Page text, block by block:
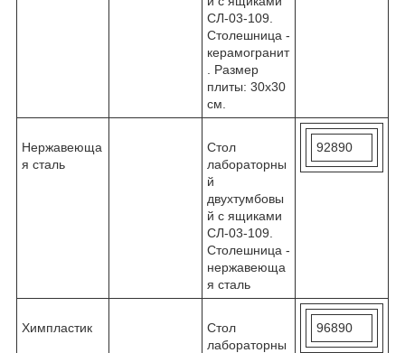
СЛ-03-109.
Столешница -
керамогранит
. Размер
плиты: 30х30
см.
Нержавеюща
я сталь
Стол
лабораторны
й
двухтумбовы
й с ящиками
СЛ-03-109.
Столешница -
нержавеюща
я сталь
92890
Химпластик
Стол
лабораторны
96890